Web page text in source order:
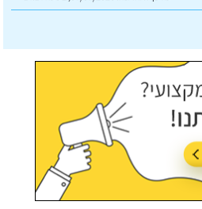
עודכן לאחרונה:07/07/2026, בשעה 14:23